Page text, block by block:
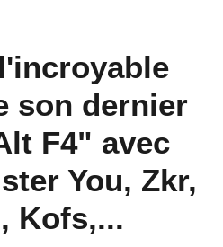
son dernier
F4" avec
You, Zkr,
Kofs,...